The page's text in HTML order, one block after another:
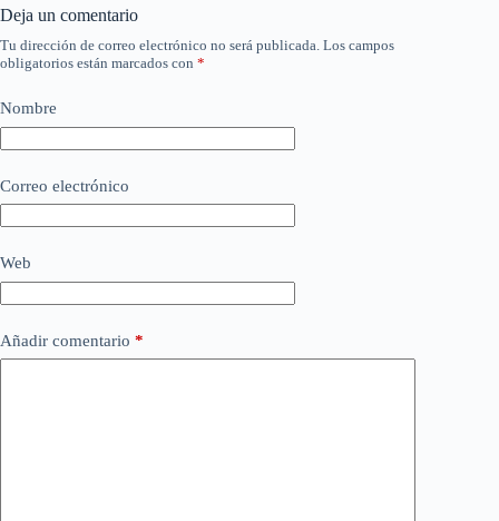
Deja un comentario
Tu dirección de correo electrónico no será publicada. Los campos
obligatorios están marcados con *
Nombre
Correo electrónico
Web
Añadir comentario *